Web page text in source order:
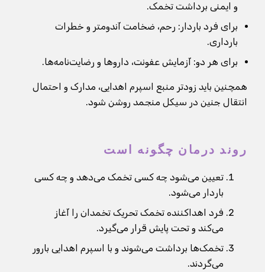
و ایمنی برداشت تخمک.
برای فرد باردار: رحم، ضخامت آندومتر و خطرات
بارداری.
برای هر دو: آزمایش عفونت، داروها و رضایت‌نامه‌ها.
همچنین باید زودتر منبع اسپرم اهدایی، مدارک و احتمال
انتقال جنین در سیکل منجمد روشن شود.
روند درمان چگونه است
تعیین می‌شود چه کسی تخمک می‌دهد و چه کسی
باردار می‌شود.
فرد اهداکننده تخمک تحریک تخمدان را آغاز
می‌کند و تحت پایش قرار می‌گیرد.
تخمک‌ها برداشت می‌شوند و با اسپرم اهدایی بارور
می‌گردند.